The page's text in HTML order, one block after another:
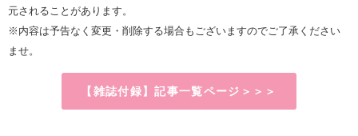
元されることがあります。
※内容は予告なく変更・削除する場合もございますのでご了承ください
ませ。
【雑誌付録】記事一覧ページ＞＞＞